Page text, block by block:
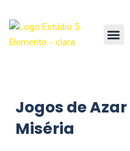
Jogos de
Miséria